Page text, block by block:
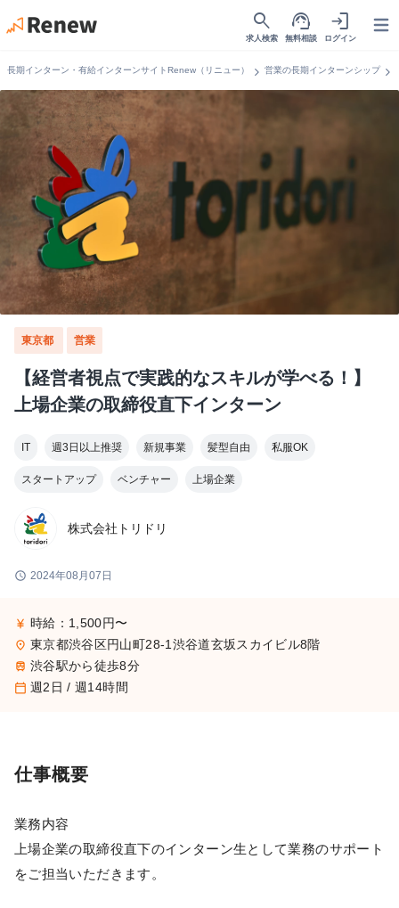
search
求人検索
support_agent
無料相談
login
ログイン
長期インターン・有給インターンサイトRenew（リニュー） chevron_right 営業の長期インターンシップchevron_right
東京都 営業
【経営者視点で実践的なスキルが学べる！】
上場企業の取締役直下インターン
IT 週3日以上推奨 新規事業 髪型自由 私服OK
スタートアップ ベンチャー 上場企業
株式会社トリドリ
schedule 2024年08月07日
currency_yen 時給：1,500円〜
place 東京都渋谷区円山町28-1渋谷道玄坂スカイビル8階
train 渋谷駅から徒歩8分
calendar_today 週2日 / 週14時間
仕事概要
業務内容
上場企業の取締役直下のインターン生として業務のサポート
をご担当いただきます。